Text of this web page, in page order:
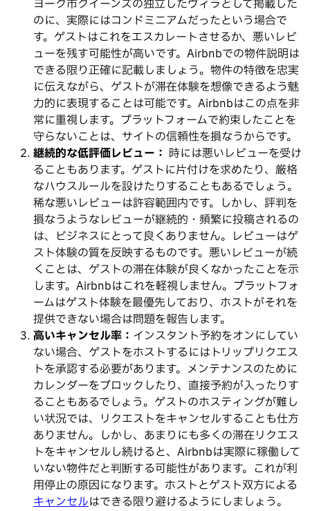
ヨーク市クイーンズの独立したヴィラとして掲載した
のに、実際にはコンドミニアムだったという場合で
す。ゲストはこれをエスカレートさせるか、悪いレビ
ューを残す可能性が高いです。Airbnbでの物件説明は
できる限り正確に記載しましょう。物件の特徴を忠実
に伝えながら、ゲストが滞在体験を想像できるよう魅
力的に表現することは可能です。Airbnbはこの点を非
常に重視します。プラットフォームで約束したことを
守らないことは、サイトの信頼性を損なうからです。
継続的な低評価レビュー： 時には悪いレビューを受け
ることもあります。ゲストに片付けを求めたり、厳格
なハウスルールを設けたりすることもあるでしょう。
稀な悪いレビューは許容範囲内です。しかし、評判を
損なうようなレビューが継続的・頻繁に投稿されるの
は、ビジネスにとって良くありません。レビューはゲ
スト体験の質を反映するものです。悪いレビューが続
くことは、ゲストの滞在体験が良くなかったことを示
します。Airbnbはこれを軽視しません。プラットフォ
ームはゲスト体験を最優先しており、ホストがそれを
提供できない場合は問題を報告します。
高いキャンセル率： インスタント予約をオンにしてい
ない場合、ゲストをホストするにはトリップリクエス
トを承認する必要があります。メンテナンスのために
カレンダーをブロックしたり、直接予約が入ったりす
ることもあるでしょう。ゲストのホスティングが難し
い状況では、リクエストをキャンセルすることも仕方
ありません。しかし、あまりにも多くの滞在リクエス
トをキャンセルし続けると、Airbnbは実際に稼働して
いない物件だと判断する可能性があります。これが利
用停止の原因になります。ホストとゲスト双方による
キャンセルはできる限り避けるようにしましょう。